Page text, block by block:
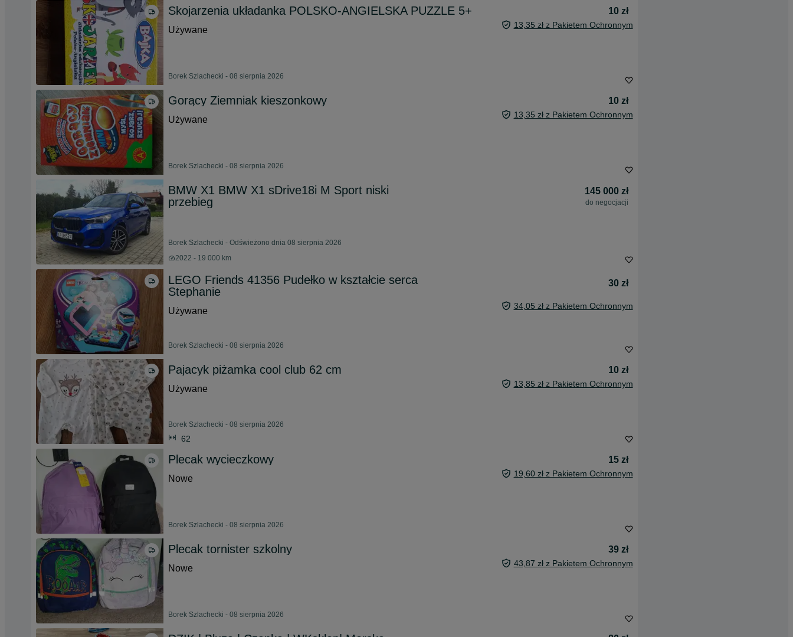
Skojarzenia układanka POLSKO-ANGIELSKA PUZZLE 5+
10 zł
Używane
13,35 zł z Pakietem Ochronnym
Borek Szlachecki - 08 sierpnia 2026
Gorący Ziemniak kieszonkowy
10 zł
Używane
13,35 zł z Pakietem Ochronnym
Borek Szlachecki - 08 sierpnia 2026
BMW X1 BMW X1 sDrive18i M Sport niski
przebieg
145 000 zł
do negocjacji
Borek Szlachecki - Odświeżono dnia 08 sierpnia 2026
2022 - 19 000 km
LEGO Friends 41356 Pudełko w kształcie serca
Stephanie
30 zł
Używane 34,05 zł z Pakietem Ochronnym
Borek Szlachecki - 08 sierpnia 2026
Pajacyk piżamka cool club 62 cm
10 zł
Używane
13,85 zł z Pakietem Ochronnym
Borek Szlachecki - 08 sierpnia 2026
62
Plecak wycieczkowy
15 zł
Nowe
19,60 zł z Pakietem Ochronnym
Borek Szlachecki - 08 sierpnia 2026
Plecak tornister szkolny
39 zł
Nowe
43,87 zł z Pakietem Ochronnym
Borek Szlachecki - 08 sierpnia 2026